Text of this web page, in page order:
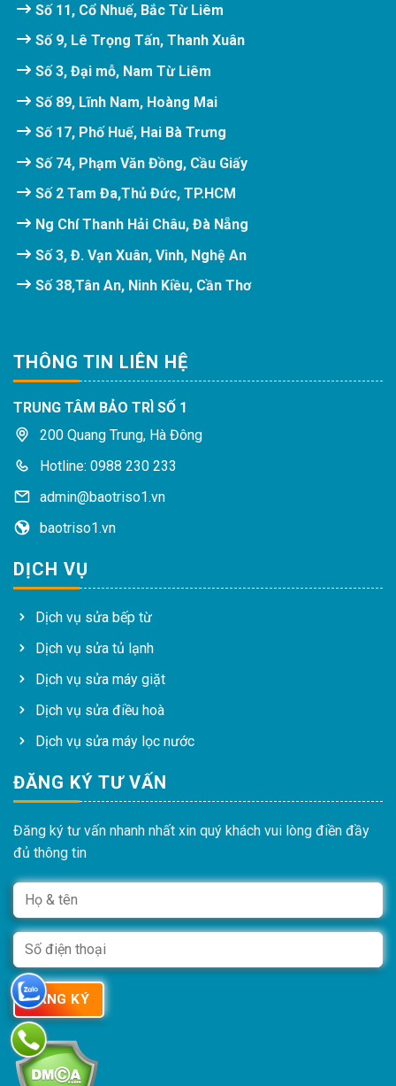
Số 11, Cổ Nhuế, Bắc Từ Liêm
Số 9, Lê Trọng Tấn, Thanh Xuân
Số 3, Đại mỗ, Nam Từ Liêm
Số 89, Lĩnh Nam, Hoàng Mai
Số 17, Phố Huế, Hai Bà Trưng
Số 74, Phạm Văn Đồng, Cầu Giấy
Số 2 Tam Đa,Thủ Đức, TP.HCM
Ng Chí Thanh Hải Châu, Đà Nẵng
Số 3, Đ. Vạn Xuân, Vinh, Nghệ An
Số 38,Tân An, Ninh Kiều, Cần Thơ
THÔNG TIN LIÊN HỆ
TRUNG TÂM BẢO TRÌ SỐ 1
200 Quang Trung, Hà Đông
Hotline: 0988 230 233
admin@baotriso1.vn
baotriso1.vn
DỊCH VỤ
Dịch vụ sửa bếp từ
Dịch vụ sửa tủ lạnh
Dịch vụ sửa máy giặt
Dịch vụ sửa điều hoà
Dịch vụ sửa máy lọc nước
ĐĂNG KÝ TƯ VẤN
Đăng ký tư vấn nhanh nhất xin quý khách vui lòng điền đầy
đủ thông tin